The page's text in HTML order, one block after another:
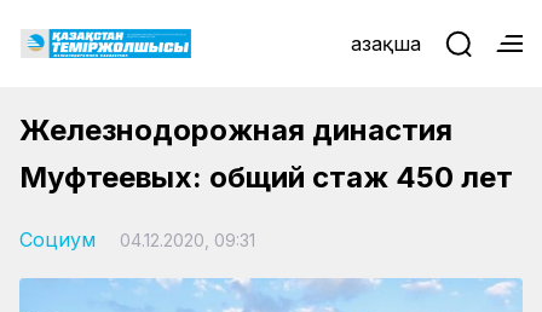
Қазақша
Железнодорожная династия
Муфтеевых: общий стаж 450 лет
Социум 04.12.2020, 09:31